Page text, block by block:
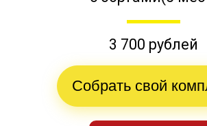
3 700 рублей
Собрать свой